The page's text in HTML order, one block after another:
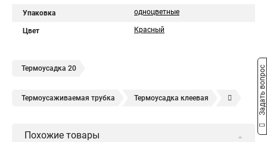
Упаковка одноцветные
Цвет Красный
Термоусадка 20
Термоусаживаемая трубка Термоусадка клеевая
Термоусадочная трубка
Похожие товары
Задать вопрос